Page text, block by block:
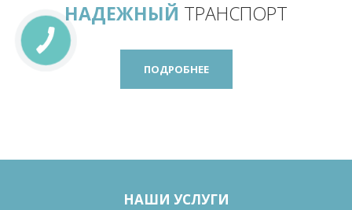
НАДЕЖНЫЙ ТРАНСПОРТ
ПОДРОБНЕЕ
НАШИ УСЛУГИ